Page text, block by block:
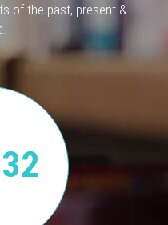
of the past, present &